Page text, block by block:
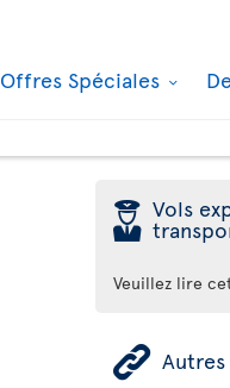
Offres Spéciales
þ Vols
Veuillez lire
ÿ